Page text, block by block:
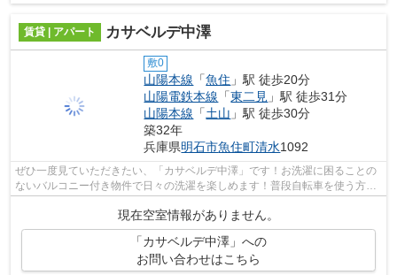
賃貸 | アパート カサベルデ中澤
敷0
山陽本線 「魚住 」駅 徒歩20分
山陽電鉄本線 「東二見 」駅 徒歩31分
山陽本線 「土山 」駅 徒歩30分
築32年
兵庫県明石市魚住町清水1092
ぜひ一度見ていただきたい、「カサベルデ中澤」です！お洗濯に困ることの
ないバルコニー付き物件で日々の洗濯を楽しめます！普段自転車を使う方に
現在空室情報がありません。
「カサベルデ中澤」への
お問い合わせはこちら